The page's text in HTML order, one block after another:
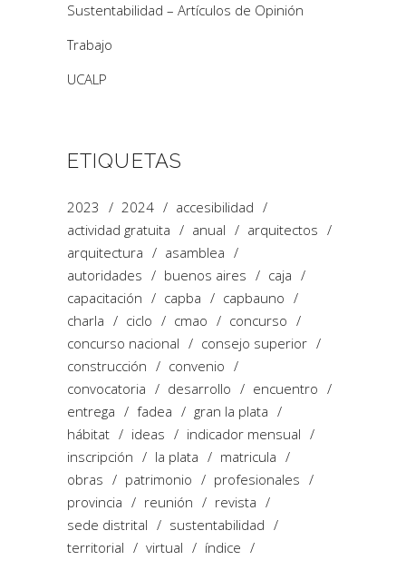
Sustentabilidad – Artículos de Opinión
Trabajo
UCALP
ETIQUETAS
2023 2024
accesibilidad
actividad gratuita
anual
arquitectos
arquitectura
asamblea
autoridades
buenos aires
caja
capacitación
capba
capbauno
charla
ciclo cmao
concurso
concurso nacional
consejo superior
construcción
convenio
convocatoria
desarrollo
encuentro
entrega
fadea
gran la plata
hábitat
ideas
indicador mensual
inscripción
la plata
matricula
obras
patrimonio
profesionales
provincia
reunión
revista
sede distrital
sustentabilidad
territorial
virtual índice